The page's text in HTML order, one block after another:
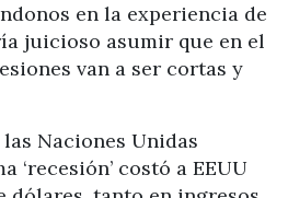
en la experiencia de
juicioso asumir que en el
van a ser cortas y
Naciones Unidas
‘recesión’ costó a EEUU